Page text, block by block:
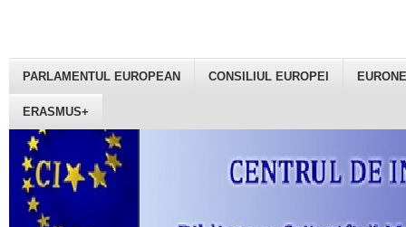
PARLAMENTUL EUROPEAN CONSILIUL EUROPEI
ERASMUS+